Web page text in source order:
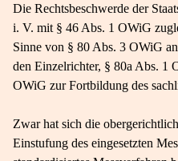
Die Rechtsbeschwerde der
i. V. mit § 46 Abs. 1 OWiG
Sinne von § 80 Abs. 3 OWiG
den Einzelrichter, § 80a Abs. 1
OWiG zur Fortbildung des
Zwar hat sich die
Einstufung des eingesetzten